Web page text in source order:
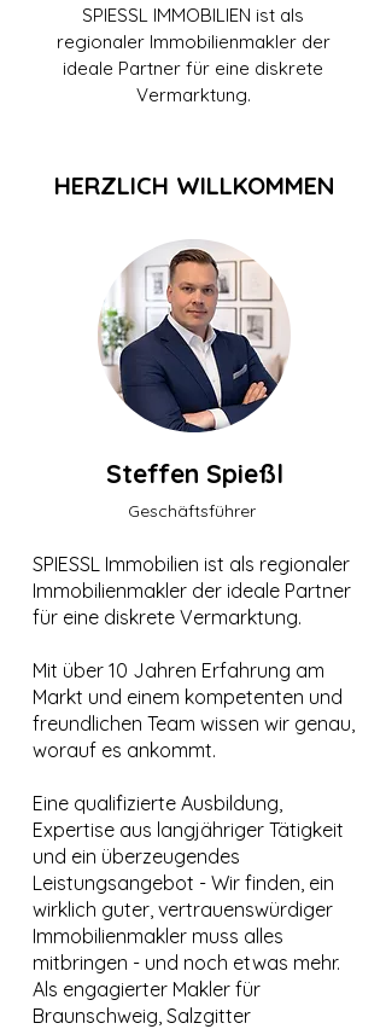
SPIESSL IMMOBILIEN ist als
regionaler Immobilienmakler der
ideale Partner für eine diskrete
Vermarktung.
HERZLICH WILLKOMMEN
Steffen Spießl
Geschäftsführer
SPIESSL Immobilien ist als regionaler
Immobilienmakler der ideale Partner
für eine diskrete Vermarktung.
Mit über 10 Jahren Erfahrung am
Markt und einem kompetenten und
freundlichen Team wissen wir genau,
worauf es ankommt.
Eine qualifizierte Ausbildung,
Expertise aus langjähriger Tätigkeit
und ein überzeugendes
Leistungsangebot - Wir finden, ein
wirklich guter, vertrauenswürdiger
Immobilienmakler muss alles
mitbringen - und noch etwas mehr.
Als engagierter Makler für
Braunschweig, Salzgitter